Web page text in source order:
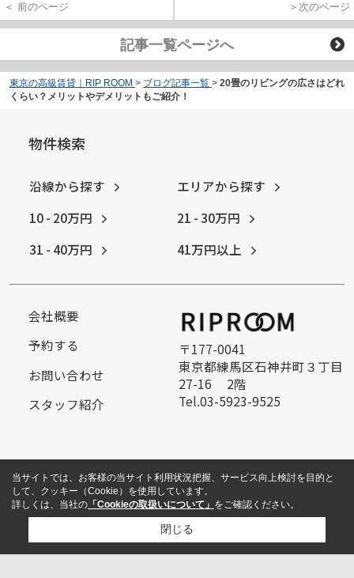
＜ 前のページ ＞次のページ
記事一覧ページへ
東京の高級賃貸｜RIP ROOM > ブログ記事一覧 > 20畳のリビングの広さはどれ
くらい？メリットやデメリットもご紹介！
物件検索
沿線から探す
エリアから探す
10 - 20万円
21 - 30万円
31 - 40万円
41万円以上
会社概要
予約する
お問い合わせ
スタッフ紹介
〒177-0041
東京都練馬区石神井町３丁目
27-16 2階
Tel.03-5923-9525
当サイトでは、お客様の当サイト利用状況把握、サービス向上検討を目的と
して、クッキー（Cookie）を使用しています。
詳しくは、当社の 「Cookieの取扱いについて」 をご確認ください。
閉じる